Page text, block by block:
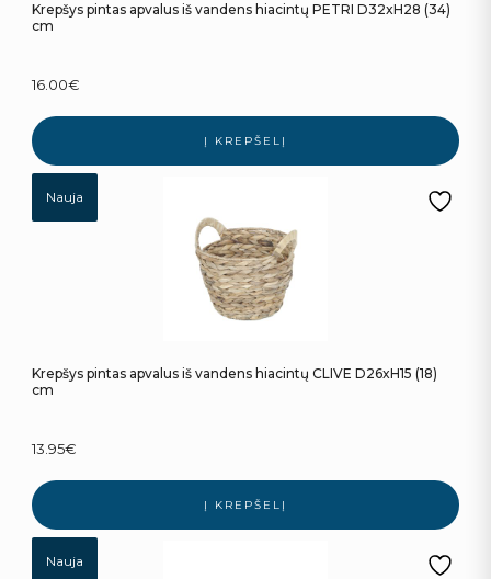
Krepšys pintas apvalus iš vandens hiacintų PETRI D32xH28 (34)
cm
16.00€
Į KREPŠELĮ
Nauja
Krepšys pintas apvalus iš vandens hiacintų CLIVE D26xH15 (18)
cm
13.95€
Į KREPŠELĮ
Nauja